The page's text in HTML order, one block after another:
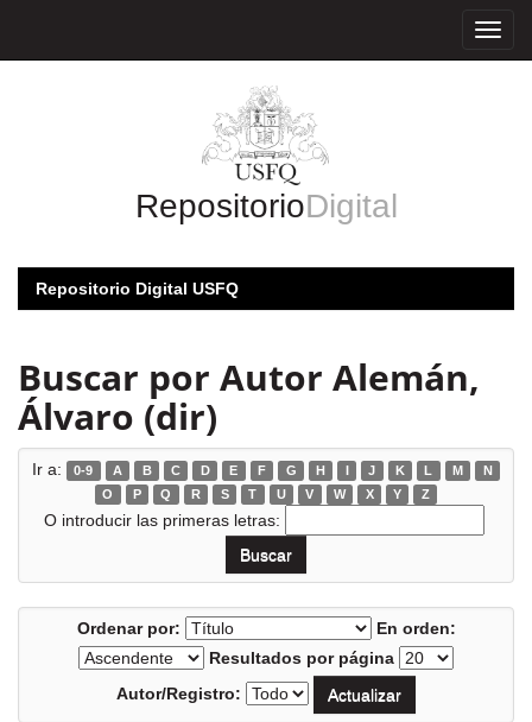
RepositorioDigital
Repositorio Digital USFQ
Buscar por Autor Alemán,
Álvaro (dir)
Ir a: 0-9 A B C D E F G H I J K L M
N
O
P Q R S T U V W X Y Z
O introducir las primeras letras:
Ordenar por:
En orden:
Resultados por página
Autor/Registro: